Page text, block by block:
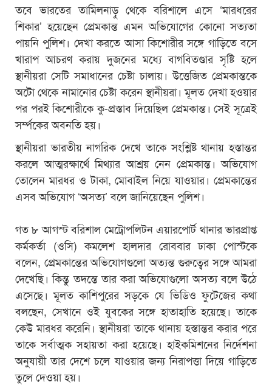
তবে ভারতের তামিলনাড়ু থেকে বরিশালে এসে ‘মারধরের
শিকার’ হয়েছেন প্রেমকান্ত এমন অভিযোগের কোনো সত্যতা
পায়নি পুলিশ। দেখা করতে আসা কিশোরীর সঙ্গে গাড়িতে বসে
খারাপ আচরণ করায় দুজনের মধ্যে বাগবিতণ্ডার সৃষ্টি হলে
স্থানীয়রা সেটি সমাধানের চেষ্টা চালায়। উত্তেজিত প্রেমকান্তকে
অটো থেকে নামানোর চেষ্টা করেন স্থানীয়রা। মূলত দেখা হওয়ার
পর পরই কিশোরীকে কু-প্রস্তাব দিয়েছিল প্রেমকান্ত। সেই সূত্রেই
সর্ম্পকের অবনতি হয়।
স্থানীয়রা ভারতীয় নাগরিক দেখে তাকে সংশ্লিষ্ট থানায় হস্তান্তর
করলে আত্মরক্ষার্থে মিথ্যার আশ্রয় নেন প্রেমকান্ত। অভিযোগ
তোলেন মারধর ও টাকা, মোবাইল নিয়ে যাওয়ার। প্রেমকান্তের
এসব অভিযোগ ‘অসত্য’ বলে জানিয়েছেন পুলিশ।
গত ৮ আগস্ট বরিশাল মেট্রোপলিটন এয়ারপোর্ট থানার ভারপ্রাপ্ত
কর্মকর্তা (ওসি) কমলেশ হালদার রোববার ঢাকা পোস্টকে
বলেন, প্রেমকান্তের অভিযোগগুলো অত্যন্ত গুরুত্বের সঙ্গে আমরা
দেখেছি। কিন্তু তদন্তে তার করা অভিযোগুলো অসত্য বলে উঠে
এসেছে। মূলত কাশিপুরের সড়কে যে ভিডিও ফুটেজের কথা
বলছেন, সেখানে ওই যুবকের সঙ্গে হাতাহাতি হয়েছে। তাকে
কেউ মারধর করেনি। স্থানীয়রা তাকে থানায় হস্তান্তর করার পরে
তাকে সর্বাত্মক সহায়তা করা হয়েছে। হাইকমিশনের নির্দেশনা
অনুযায়ী তার দেশে চলে যাওয়ার জন্য নিরাপত্তা দিয়ে গাড়িতে
তুলে দেওয়া হয়।